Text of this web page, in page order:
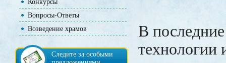
Конкурсы
Вопросы-Ответы
Возведение храмов
Следите за особыми
В
технологии